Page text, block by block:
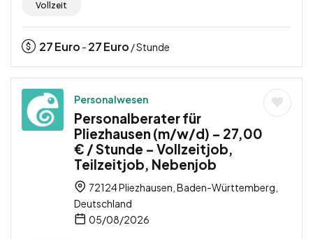
Vollzeit
27Euro - 27Euro / Stunde
Personalwesen
Personalberater für
Pliezhausen (m/w/d) – 27,00
€ / Stunde – Vollzeitjob,
Teilzeitjob, Nebenjob
72124 Pliezhausen, Baden-Württemberg,
Deutschland
05/08/2026